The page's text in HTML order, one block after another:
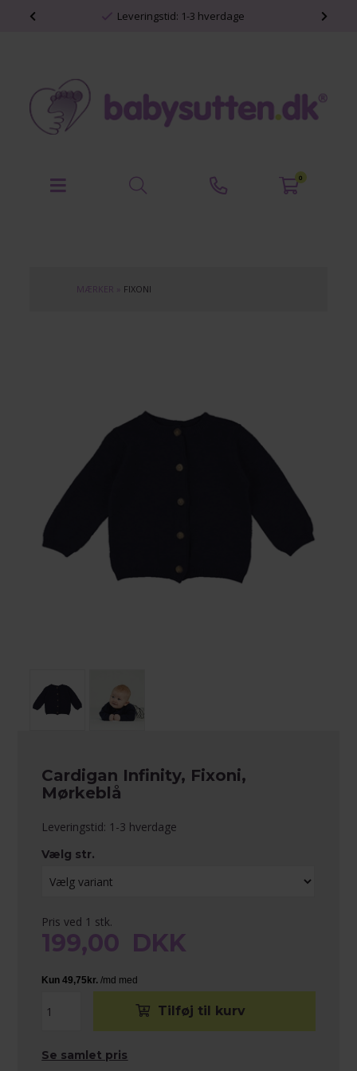
Leveringstid: 1-3 hverdage
0
MÆRKER FIXONI
Cardigan Infinity, Fixoni,
Mørkeblå
Leveringstid: 1-3 hverdage
Vælg str.
Pris ved 1 stk.
199,00 DKK
Se samlet pris